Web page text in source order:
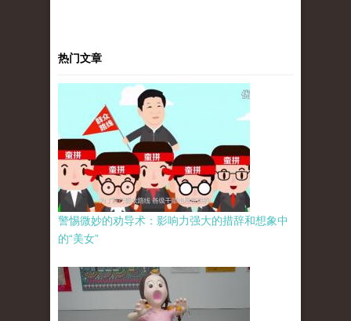
热门文章
警惕微妙的劝导术：影响力强大的措辞和想象中
的“美女”